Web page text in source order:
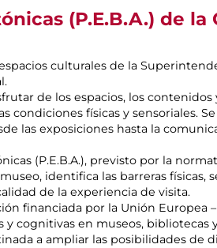
(P.E.B.A.) de la
culturales de la
de los espacios, los contenidos
físicas y sensoriales.
las exposiciones hasta la
(P.E.B.A.), previsto por la
identifica las barreras físicas,
de la experiencia de visita.
financiada por la Unión Europea
y cognitivas en museos, bibliotecas
a ampliar las posibilidades de